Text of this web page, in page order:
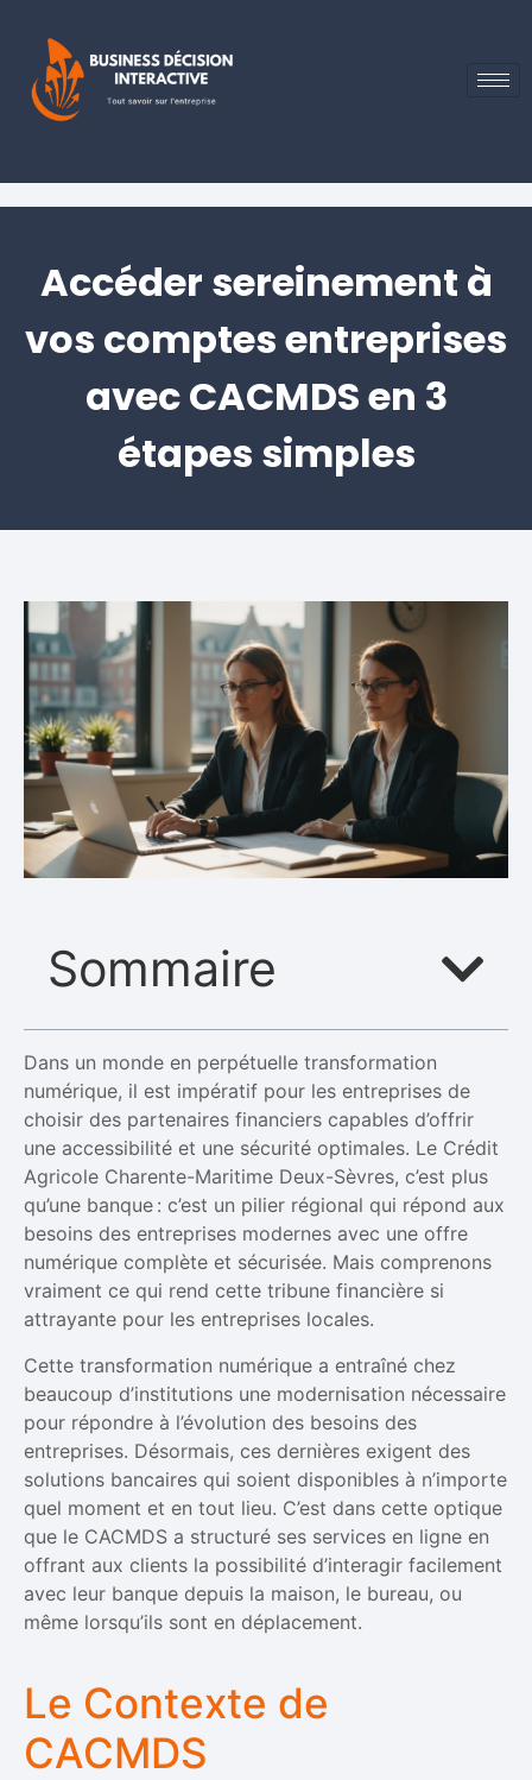
Accéder sereinement à
vos comptes entreprises
avec CACMDS en 3
étapes simples
Sommaire
Dans un monde en perpétuelle transformation
numérique, il est impératif pour les entreprises de
choisir des partenaires financiers capables d’offrir
une accessibilité et une sécurité optimales. Le Crédit
Agricole Charente-Maritime Deux-Sèvres, c’est plus
qu’une banque : c’est un pilier régional qui répond aux
besoins des entreprises modernes avec une offre
numérique complète et sécurisée. Mais comprenons
vraiment ce qui rend cette tribune financière si
attrayante pour les entreprises locales.
Cette transformation numérique a entraîné chez
beaucoup d’institutions une modernisation nécessaire
pour répondre à l’évolution des besoins des
entreprises. Désormais, ces dernières exigent des
solutions bancaires qui soient disponibles à n’importe
quel moment et en tout lieu. C’est dans cette optique
que le CACMDS a structuré ses services en ligne en
offrant aux clients la possibilité d’interagir facilement
avec leur banque depuis la maison, le bureau, ou
même lorsqu’ils sont en déplacement.
Le Contexte de
CACMDS